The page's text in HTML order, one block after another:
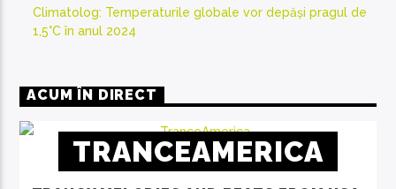
Climatolog: Temperaturile globale vor depăși pragul de
1,5°C în anul 2024
ACUM ÎN DIRECT
TRANCEAMERICA